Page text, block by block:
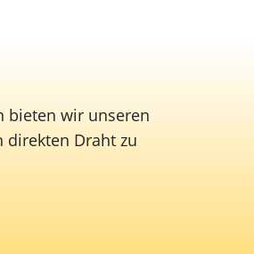
bieten wir unseren
direkten Draht zu